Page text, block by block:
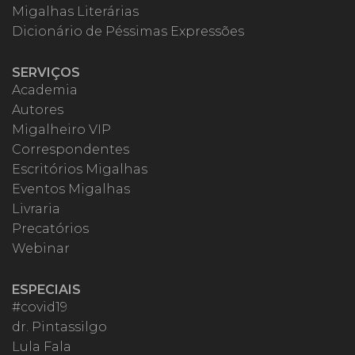
Migalhas Literárias
Dicionário de Péssimas Expressões
SERVIÇOS
Academia
Autores
Migalheiro VIP
Correspondentes
Escritórios Migalhas
Eventos Migalhas
Livraria
Precatórios
Webinar
ESPECIAIS
#covid19
dr. Pintassilgo
Lula Fala